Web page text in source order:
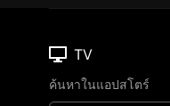
TV
ค้นหาในแอปสโตร์